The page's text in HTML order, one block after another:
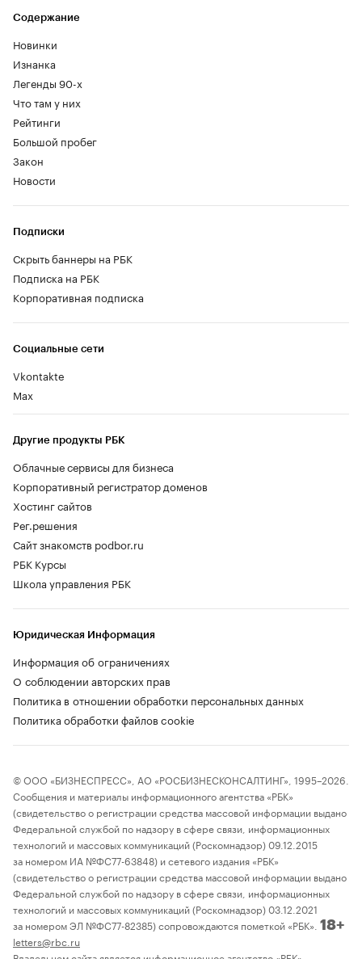
Содержание
Новинки
Изнанка
Легенды 90-х
Что там у них
Рейтинги
Большой пробег
Закон
Новости
Социальные сети
Vkontakte
Max
Другие продукты РБК
Облачные сервисы для бизнеса
Корпоративный регистратор доменов
Хостинг сайтов
Рег.решения
Сайт знакомств podbor.ru
РБК Курсы
Школа управления РБК
Подписки
Скрыть баннеры на РБК
Подписка на РБК
Корпоративная подписка
Юридическая Информация
Информация об ограничениях
О соблюдении авторских прав
Политика в отношении обработки персональных данных
Политика обработки файлов cookie
© ООО «БИЗНЕСПРЕСС», АО «РОСБИЗНЕСКОНСАЛТИНГ», 1995–2026.
Сообщения и материалы информационного агентства «РБК»
(свидетельство о регистрации средства массовой информации выдано
Федеральной службой по надзору в сфере связи, информационных
технологий и массовых коммуникаций (Роскомнадзор) 09.12.2015
за номером ИА №ФС77-63848) и сетевого издания «РБК»
(свидетельство о регистрации средства массовой информации выдано
Федеральной службой по надзору в сфере связи, информационных
технологий и массовых коммуникаций (Роскомнадзор) 03.12.2021
за номером ЭЛ №ФС77-82385) сопровождаются пометкой «РБК». 18+
letters@rbc.ru